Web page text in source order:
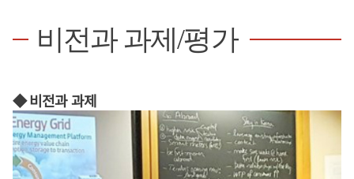
비전과 과제/평가
◆ 비전과 과제